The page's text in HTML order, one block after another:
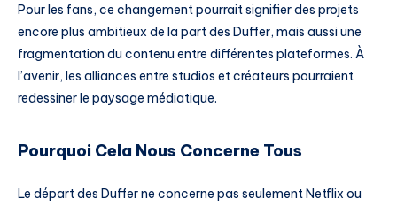
Pour les fans, ce changement pourrait signifier des projets
encore plus ambitieux de la part des Duffer, mais aussi une
fragmentation du contenu entre différentes plateformes. À
l’avenir, les alliances entre studios et créateurs pourraient
redessiner le paysage médiatique.
Pourquoi Cela Nous Concerne Tous
Le départ des Duffer ne concerne pas seulement Netflix ou